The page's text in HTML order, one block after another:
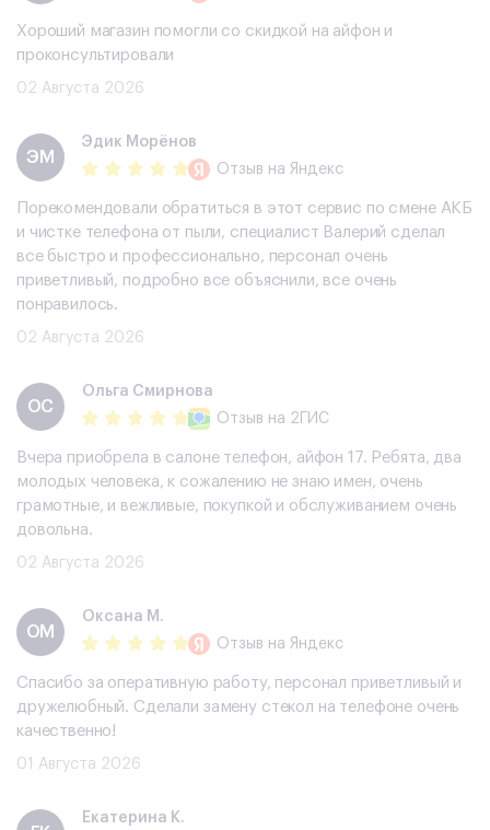
Хороший магазин помогли со скидкой на айфон и
проконсультировали
02 Августа 2026
ЭМ
Эдик Морёнов
Отзыв на Яндекс
Порекомендовали обратиться в этот сервис по смене АКБ
и чистке телефона от пыли, специалист Валерий сделал
все быстро и профессионально, персонал очень
приветливый, подробно все объяснили, все очень
понравилось.
02 Августа 2026
ОС
Ольга Смирнова
Отзыв на 2ГИС
Вчера приобрела в салоне телефон, айфон 17. Ребята, два
молодых человека, к сожалению не знаю имен, очень
грамотные, и вежливые, покупкой и обслуживанием очень
довольна.
02 Августа 2026
ОМ
Оксана М.
Отзыв на Яндекс
Спасибо за оперативную работу, персонал приветливый и
дружелюбный. Сделали замену стекол на телефоне очень
качественно!
01 Августа 2026
Екатерина К.